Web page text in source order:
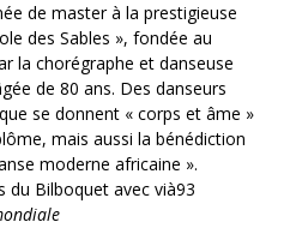
de master à la prestigieuse
des Sables », fondée au
la chorégraphe et danseuse
de 80 ans. Des danseurs
se donnent « corps et âme »
mais aussi la bénédiction
moderne africaine ».
du Bilboquet avec vià93